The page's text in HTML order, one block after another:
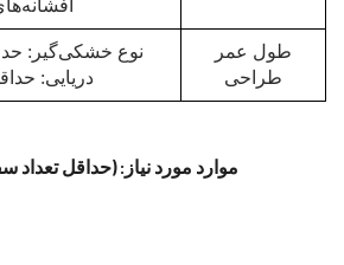
طول عمر
طراحی
دریایی: حداقل ۳۰
موارد مورد نیاز: (حداقل تعداد سفارش: ۱